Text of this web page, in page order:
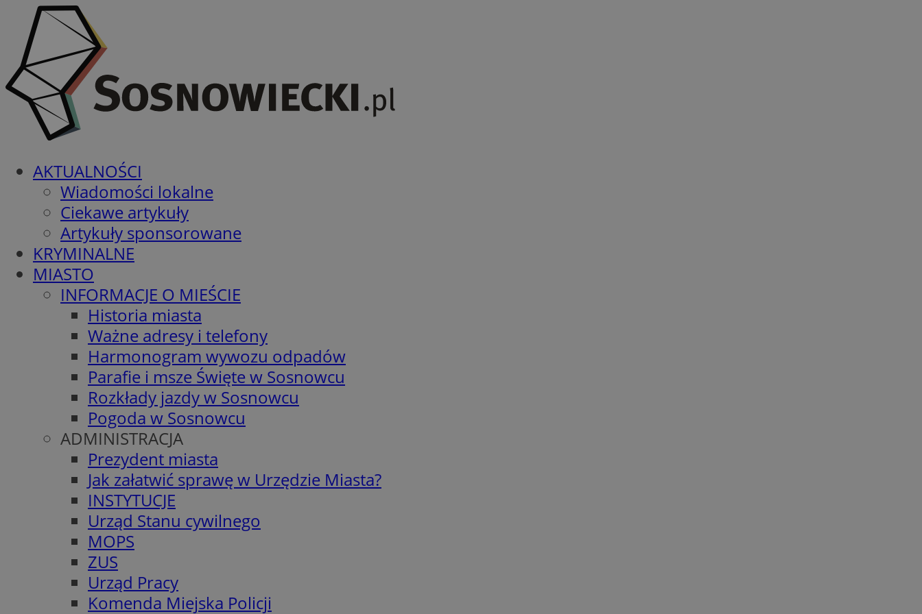
AKTUALNOŚCI
Wiadomości lokalne
Ciekawe artykuły
Artykuły sponsorowane
KRYMINALNE
MIASTO
INFORMACJE O MIEŚCIE
Historia miasta
Ważne adresy i telefony
Harmonogram wywozu odpadów
Parafie i msze Święte w Sosnowcu
Rozkłady jazdy w Sosnowcu
Pogoda w Sosnowcu
ADMINISTRACJA
Prezydent miasta
Jak załatwić sprawę w Urzędzie Miasta?
INSTYTUCJE
Urząd Stanu cywilnego
MOPS
ZUS
Urząd Pracy
Komenda Miejska Policji